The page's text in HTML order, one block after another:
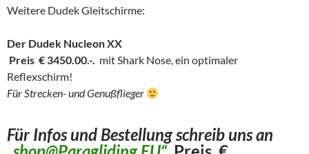
Weitere Dudek Gleitschirme:
Der Dudek Nucleon XX
Preis € 3450.00.-. mit Shark Nose, ein optimaler
Reflexschirm!
Für Strecken- und Genußflieger
Für Infos und Bestellung schreib uns an